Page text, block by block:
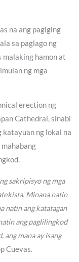
na ang pagiging
sa paglago ng
malaking hamon at
ng mga
erection ng
Cathedral, sinabi
katayuan ng lokal na
sakripisyo ng mga
Minana natin
natin ang katatagan
ang paglilingkod
ang mana ay isang
Cuevas.